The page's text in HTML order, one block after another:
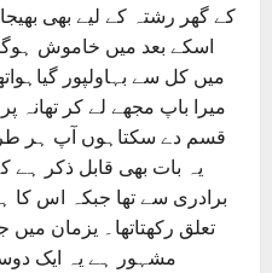
کے گھر رشتہ کے لیے بھی بھیجا
اسکے بعد میں خاموش
میں کل سے بہاولپور
میرا باپ مجھے لے کر تھانہ
قسم دے سکتاہوں آپ ہر
یہ بات بھی قابل ذکر ہے
برادری سے تھا جبکہ اس
تعلق رکھتاتھا۔ یزمان
مشہور ہے یہ ایک